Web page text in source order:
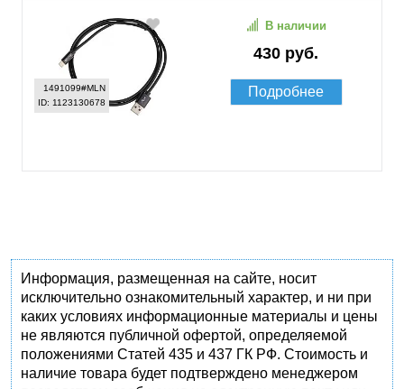
1491099#MLN
ID: 1123130678
430 руб.
В наличии
Подробнее
Информация, размещенная на сайте, носит
исключительно ознакомительный характер, и ни при
каких условиях информационные материалы и цены
не являются публичной офертой, определяемой
положениями Статей 435 и 437 ГК РФ. Стоимость и
наличие товара будет подтверждено менеджером